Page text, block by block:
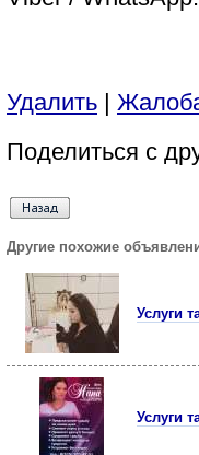
Удалить |
Поделиться с
Другие похожие
Услуги
Услуги